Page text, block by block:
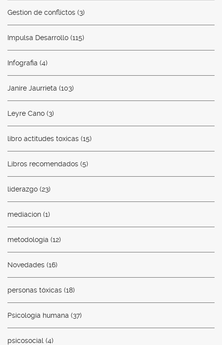
Gestion de conflictos (3)
Impulsa Desarrollo (115)
Infografia (4)
Janire Jaurrieta (103)
Leyre Cano (3)
libro actitudes toxicas (15)
Libros recomendados (5)
liderazgo (23)
mediacion (1)
metodología (12)
Novedades (16)
personas tóxicas (18)
Psicología humana (37)
psicosocial (4)